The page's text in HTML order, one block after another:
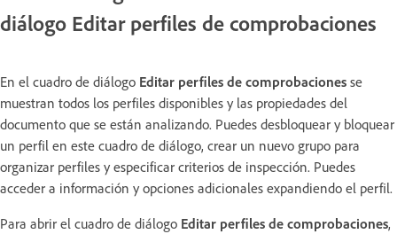
diálogo Editar perfiles de comprobaciones
En el cuadro de diálogo Editar perfiles de comprobaciones se
muestran todos los perfiles disponibles y las propiedades del
documento que se están analizando. Puedes desbloquear y bloquear
un perfil en este cuadro de diálogo, crear un nuevo grupo para
organizar perfiles y especificar criterios de inspección. Puedes
acceder a información y opciones adicionales expandiendo el perfil.
Para abrir el cuadro de diálogo Editar perfiles de comprobaciones,